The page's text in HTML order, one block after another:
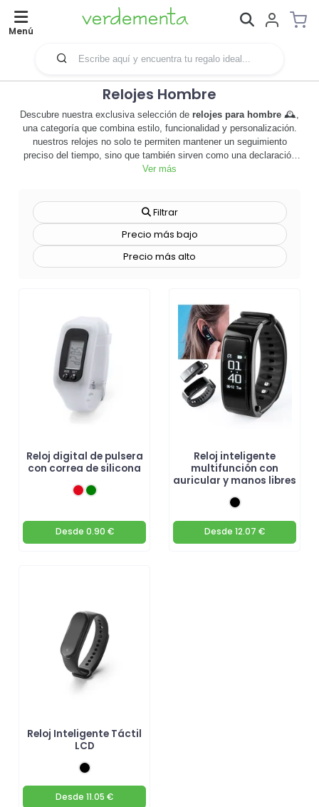
Menú
Relojes Hombre
Descubre nuestra exclusiva selección de relojes para hombre 🕰️,
una categoría que combina estilo, funcionalidad y personalización.
nuestros relojes no solo te permiten mantener un seguimiento
preciso del tiempo, sino que también sirven como una declaración
de estilo audaz. diseñados para el hombre moderno, estos relojes
puedas agregar el logotipo de tu empresa, convirtiendo estos relojes
en una potente herramienta de merchandising. imagina a tus
clientes y empleados luciendo con orgullo tu marca en sus
muñecas, es una forma efectiva de aumentar la visibilidad de tu
marca. además, nuestros relojes son duraderos y cuentan con una
y descubre cómo pueden agregar valor a tu marca. ¡haz clic
ahora y comienza a personalizar tus relojes hoy mismo!
Ver más
Filtrar
Precio más bajo
Precio más alto
Reloj digital de pulsera
con correa de silicona
Desde 0.90 €
Reloj inteligente
multifunción con
auricular y manos libres
Desde 12.07 €
Reloj Inteligente Táctil
LCD
Desde 11.05 €